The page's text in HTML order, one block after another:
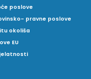
poslove
pravne poslove
okoliša
EU